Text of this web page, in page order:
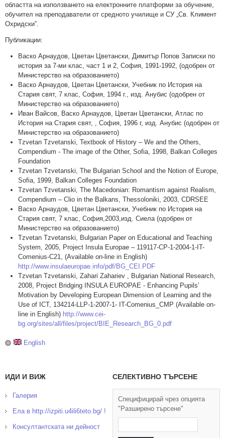
областта на използването на електронните платформи за обучение,
обучител на преподаватели от средното училище и СУ „Св. Климент
Охридски”.
Публикации:
Васко Арнаудов, Цветан Цветански, Димитър Попов Записки по
история за 7-ми клас, част 1 и 2, София, 1991-1992, (одобрен от
Министерство на образованието)
Васко Арнаудов, Цветан Цветански, Учебник по История на
Стария свят, 7 клас, София, 1994 г., изд. Анубис (одобрен от
Министерство на образованието)
Иван Вайсов, Васко Арнаудов, Цветан Цветански, Атлас по
История на Стария свят, , София, 1996 г, изд. Анубис (одобрен от
Министерство на образованието)
Tzvetan Tzvetanski, Textbook of History – We and the Others,
Compendium - The image of the Other, Sofia, 1998, Balkan Colleges
Foundation
Tzvetan Tzvetanski, The Bulgarian School and the Notion of Europe,
Sofia, 1999, Balkan Colleges Foundation
Tzvetan Tzvetanski, The Macedonian: Romantism against Realism,
Compendium – Clio in the Balkans, Thessoloniki, 2003, CDRSEE
Васко Арнаудов, Цветан Цветански, Учебник по История на
Стария свят, 7 клас, София,2003,изд. Сиела (одобрен от
Министерство на образованието)
Tzvetan Tzvetanski, Bulgarian Paper on Educational and Teaching
System, 2005, Project Insula Europae – 119117-CP-1-2004-1-IT-
Comenius-C21, (Available on-line in English)
http://www.insulaeuropae.info/pdf/BG_CEI.PDF
Tzvetan Tzvetanski, Zahari Zahariev , Bulgarian National Research,
2008, Project Bridging INSULA EUROPAE - Enhancing Pupils’
Motivation by Developing European Dimension of Learning and the
Use of ICT, 134214-LLP-1-2007-1- IT-Comenius_CMP (Available on-
line in English) http://www.cei-
bg.org/sites/all/files/project/BIE_Research_BG_0.pdf
English
ИДИ И ВИЖ
Галерия
Ела в http://izpiti.u4ili6teto.bg/ !
Консултантската ни дейност
СЕЛЕКТИВНО ТЪРСЕНЕ
Специфицирай чрез опцията
"Разширено търсене"